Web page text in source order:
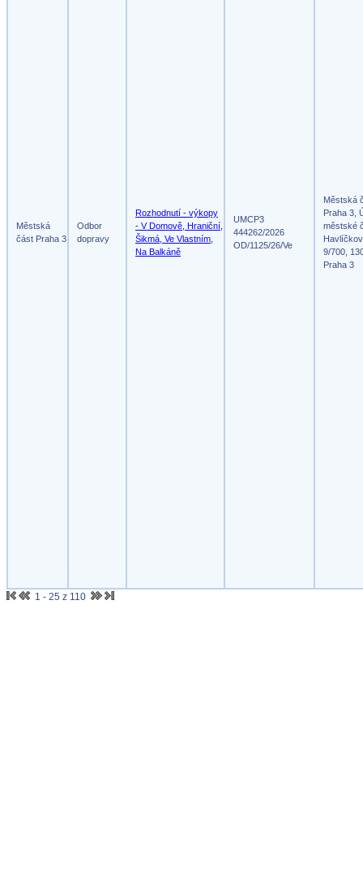
Městská
část Praha 3
Odbor
dopravy
Rozhodnutí - výkopy
- V Domově, Hraniční,
Šikmá, Ve Vlastním,
Na Balkáně
UMCP3
444262/2026
OD/1125/26/Ve
Městská
Praha 3,
městské
9/700,
Praha 3
1 - 25 z 110